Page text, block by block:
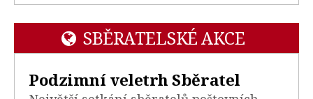
SBĚRATELSKÉ AKCE
Podzimní veletrh Sběratel